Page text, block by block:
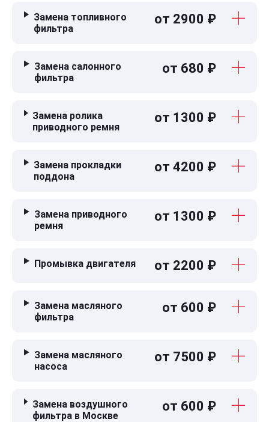
Замена топливного
фильтра
от 2900 ₽
Замена салонного
фильтра
от 680 ₽
Замена ролика
приводного ремня
от 1300 ₽
Замена прокладки
поддона
от 4200 ₽
Замена приводного
ремня
от 1300 ₽
Промывка двигателя от 2200 ₽
Замена масляного
фильтра
от 600 ₽
Замена масляного
насоса
от 7500 ₽
Замена воздушного
фильтра в Москве
от 600 ₽